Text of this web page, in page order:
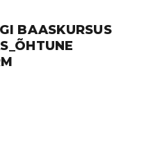
BAASKURSUS